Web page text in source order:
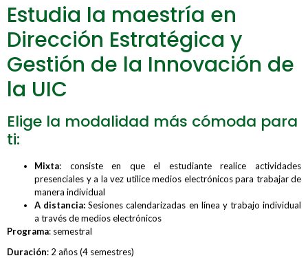
Estudia la maestría en
Dirección Estratégica y
Gestión de la Innovación de
la UIC
Elige la modalidad más cómoda para
ti:
Mixta: consiste en que el estudiante realice actividades
presenciales y a la vez utilice medios electrónicos para trabajar de
manera individual
A distancia: Sesiones calendarizadas en línea y trabajo individual
a través de medios electrónicos
Programa: semestral
Duración: 2 años (4 semestres)